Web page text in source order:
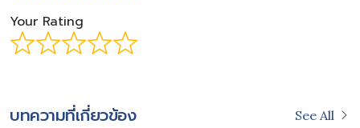
Your Rating
บทความที่เกี่ยวข้อง See All